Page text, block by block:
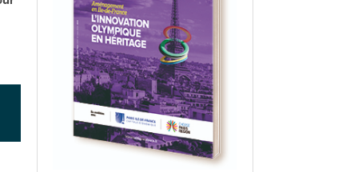
ABF, ZAC : F. Vauglin détaille sa
pour l’urbanisme parisien- 17
de la tech et de la finance
marché de la location de luxe-